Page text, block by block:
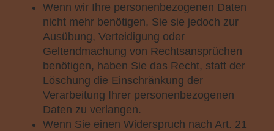
Wenn wir Ihre personenbezogenen Daten
nicht mehr benötigen, Sie sie jedoch zur
Ausübung, Verteidigung oder
Geltendmachung von Rechtsansprüchen
benötigen, haben Sie das Recht, statt der
Löschung die Einschränkung der
Verarbeitung Ihrer personenbezogenen
Daten zu verlangen.
Wenn Sie einen Widerspruch nach Art. 21